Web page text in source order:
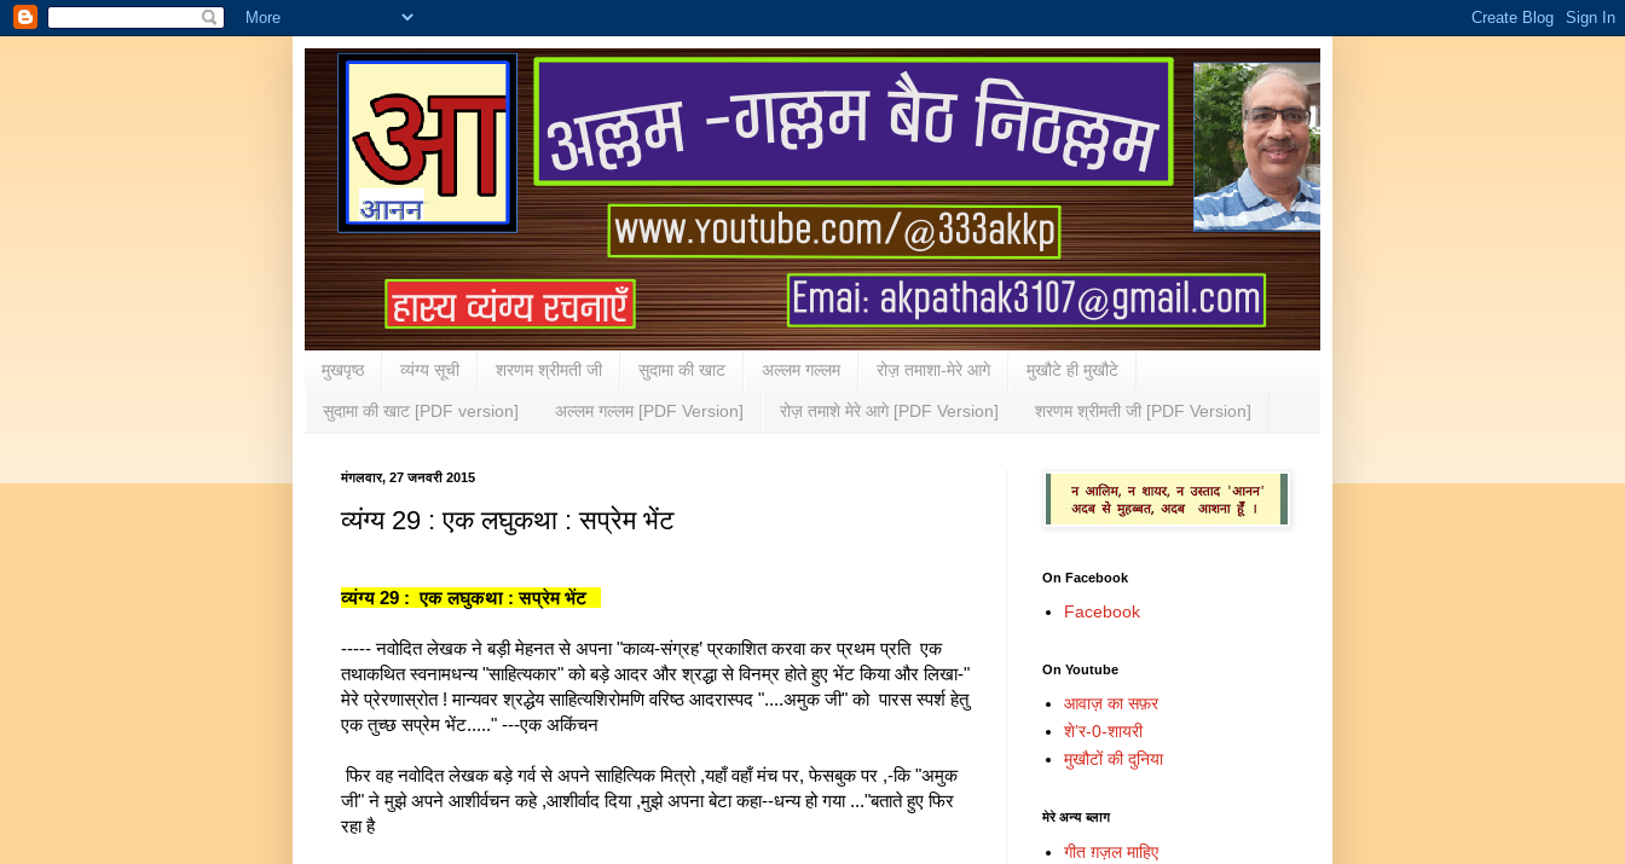
मुखपृष्ठ व्यंग्य सूची शरणम श्रीमती जी सुदामा की खाट अल्लम गल्लम रोज़ तमाशा-मेरे आगे मुखौटे ही मुखौटे
सुदामा की खाट [PDF version] अल्लम गल्लम [PDF Version] रोज़ तमाशे मेरे आगे [PDF Version] शरणम श्रीमती जी [PDF Version]
मंगलवार, 27 जनवरी 2015
व्यंग्य 29 : एक लघुकथा : सप्रेम भेंट
व्यंग्य 29 : एक लघुकथा : सप्रेम भेंट
----- नवोदित लेखक ने बड़ी मेहनत से अपना "काव्य-संग्रह’ प्रकाशित करवा कर प्रथम प्रति एक
तथाकथित स्वनामधन्य "साहित्यकार" को बड़े आदर और श्रद्धा से विनम्र होते हुए भेंट किया और लिखा-"
मेरे प्रेरणास्रोत ! मान्यवर श्रद्धेय साहित्यशिरोमणि वरिष्ठ आदरास्पद "....अमुक जी" को पारस स्पर्श हेतु
एक तुच्छ सप्रेम भेंट....." ---एक अकिंचन
फिर वह नवोदित लेखक बड़े गर्व से अपने साहित्यिक मित्रो ,यहाँ वहाँ मंच पर, फेसबुक पर ,-कि "अमुक
जी" ने मुझे अपने आशीर्वचन कहे ,आशीर्वाद दिया ,मुझे अपना बेटा कहा--धन्य हो गया ..."बताते हुए फिर
रहा है
On Facebook
Facebook
On Youtube
आवाज़ का सफ़र
शे’र-0-शायरी
मुखौटों की दुनिया
मेरे अन्य ब्लाग
गीत ग़ज़ल माहिए